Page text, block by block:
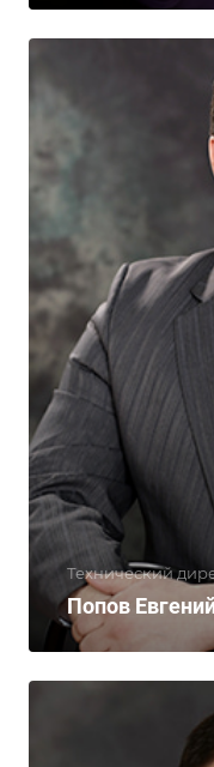
Технический
Попов